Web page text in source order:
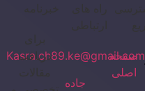
صفحه
اصلی
Kasra.ch89.ke@gmail.com
جاده
دریافت
مقالات